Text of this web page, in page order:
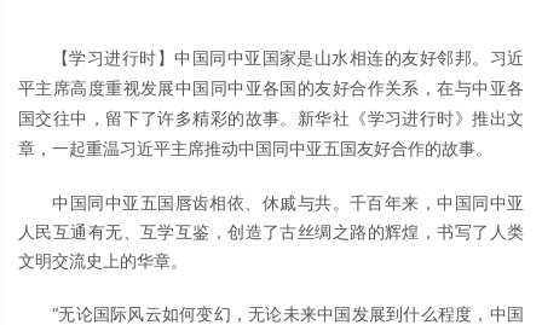
【学习进行时】中国同中亚国家是山水相连的友好邻邦。习近
平主席高度重视发展中国同中亚各国的友好合作关系，在与中亚各
国交往中，留下了许多精彩的故事。新华社《学习进行时》推出文
章，一起重温习近平主席推动中国同中亚五国友好合作的故事。
中国同中亚五国唇齿相依、休戚与共。千百年来，中国同中亚
人民互通有无、互学互鉴，创造了古丝绸之路的辉煌，书写了人类
文明交流史上的华章。
“无论国际风云如何变幻，无论未来中国发展到什么程度，中国